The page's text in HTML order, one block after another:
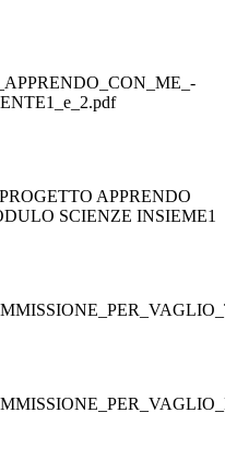
APPRENDO
SCIENZE INSIEME1